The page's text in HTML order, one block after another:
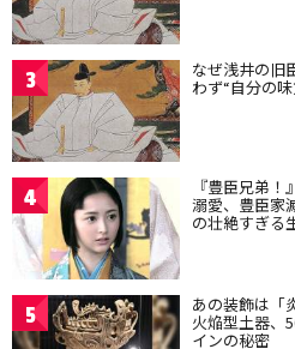
3 なぜ浅井の旧
わず“自分の
4 『豊臣兄弟
溺愛、豊臣家
の壮絶すぎる
5 あの装飾は「
火焔型土器、
インの秘密